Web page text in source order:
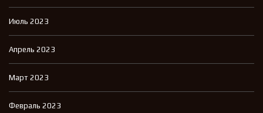
Июль 2023
Апрель 2023
Март 2023
Февраль 2023